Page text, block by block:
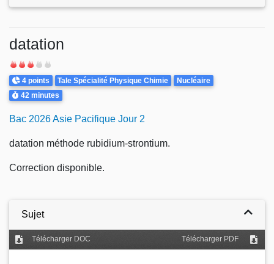
datation
Difficulté
Points
4 points Theme
Tale Spécialité Physique Chimie Nucléaire
Durée
42 minutes
Bac 2026 Asie Pacifique Jour 2
datation méthode rubidium-strontium.
Correction disponible.
Sujet